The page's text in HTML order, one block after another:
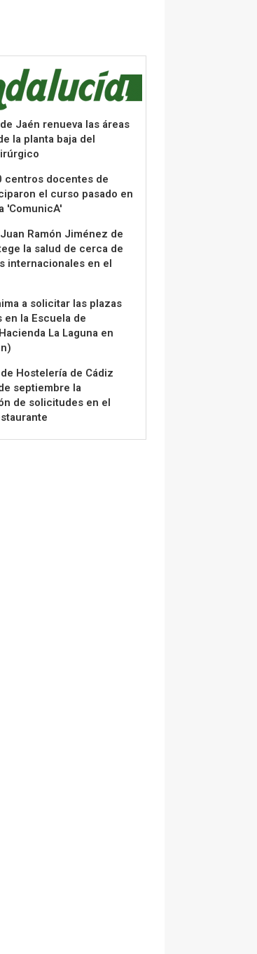
Jaén renueva las áreas
la planta baja del
centros docentes de
el curso pasado en
'ComunicA'
Ramón Jiménez de
la salud de cerca de
internacionales en el
a solicitar las plazas
la Escuela de
La Laguna en
Hostelería de Cádiz
septiembre la
de solicitudes en el